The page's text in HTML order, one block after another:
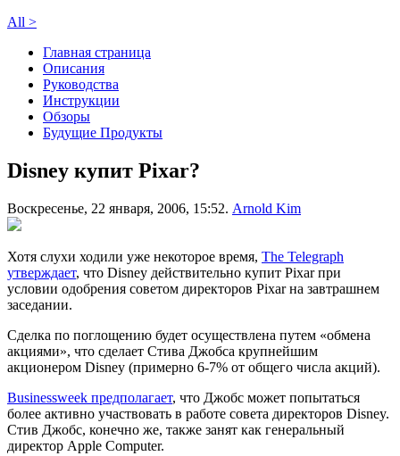
All >
Главная страница
Описания
Руководства
Инструкции
Обзоры
Будущие Продукты
Disney купит Pixar?
Воскресенье, 22 января, 2006, 15:52. Arnold Kim
Хотя слухи ходили уже некоторое время, The Telegraph
утверждает, что Disney действительно купит Pixar при
условии одобрения советом директоров Pixar на завтрашнем
заседании.
Сделка по поглощению будет осуществлена путем «обмена
акциями», что сделает Стива Джобса крупнейшим
акционером Disney (примерно 6-7% от общего числа акций).
Businessweek предполагает, что Джобс может попытаться
более активно участвовать в работе совета директоров Disney.
Стив Джобс, конечно же, также занят как генеральный
директор Apple Computer.